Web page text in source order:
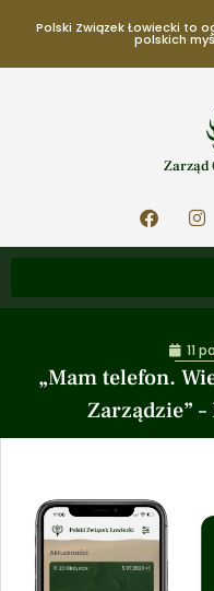
Polski Związek Łowiecki to
polskich
Zarząd
„Mam telefon.
Zarządzie”
11